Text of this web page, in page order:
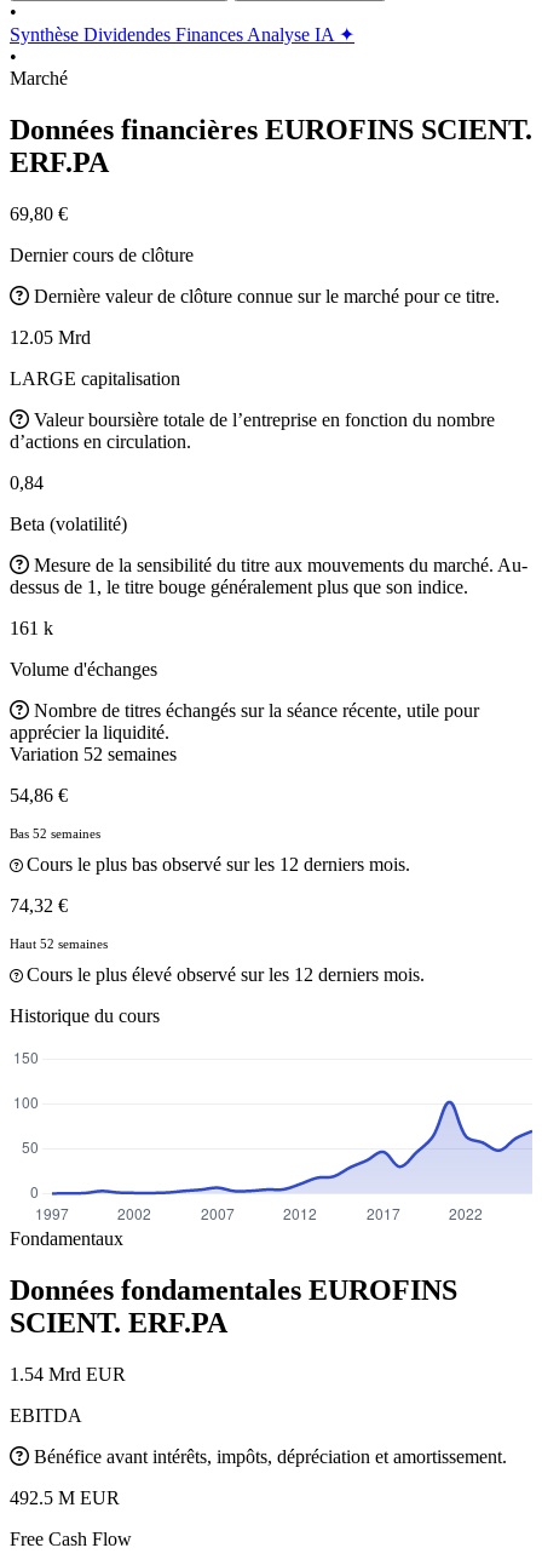
•
Synthèse Dividendes Finances Analyse IA ✦
•
Marché
Données financières EUROFINS SCIENT.
ERF.PA
69,80 €
Dernier cours de clôture
Dernière valeur de clôture connue sur le marché pour ce titre.
12.05 Mrd
LARGE capitalisation
Valeur boursière totale de l’entreprise en fonction du nombre
d’actions en circulation.
0,84
Beta (volatilité)
Mesure de la sensibilité du titre aux mouvements du marché. Au-
dessus de 1, le titre bouge généralement plus que son indice.
161 k
Volume d'échanges
Nombre de titres échangés sur la séance récente, utile pour
apprécier la liquidité.
Variation 52 semaines
54,86 €
Bas 52 semaines
Cours le plus bas observé sur les 12 derniers mois.
74,32 €
Haut 52 semaines
Cours le plus élevé observé sur les 12 derniers mois.
Historique du cours
Fondamentaux
Données fondamentales EUROFINS
SCIENT. ERF.PA
1.54 Mrd EUR
EBITDA
Bénéfice avant intérêts, impôts, dépréciation et amortissement.
492.5 M EUR
Free Cash Flow